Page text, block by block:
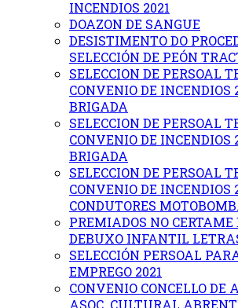
INCENDIOS 2021
DOAZON DE SANGUE
DESISTIMENTO DO
SELECCIÓN DE PEÓN
SELECCION DE PERSOAL
CONVENIO DE INCENDIOS
BRIGADA
SELECCION DE PERSOAL
CONVENIO DE INCENDIOS
BRIGADA
SELECCION DE PERSOAL
CONVENIO DE INCENDIOS
CONDUTORES
PREMIADOS NO
DEBUXO INFANTIL
SELECCIÓN PERSOAL
EMPREGO 2021
CONVENIO CONCELLO DE
ASOC. CULTURAL